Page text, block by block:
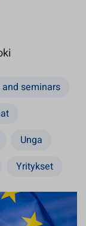
and seminars
Unga
Yritykset